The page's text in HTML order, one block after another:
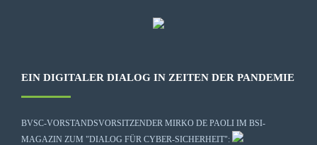
EIN DIGITALER DIALOG IN ZEITEN DER PANDEMIE
BVSC-VORSTANDSVORSITZENDER MIRKO DE PAOLI IM BSI-
MAGAZIN ZUM "DIALOG FÜR CYBER-SICHERHEIT":